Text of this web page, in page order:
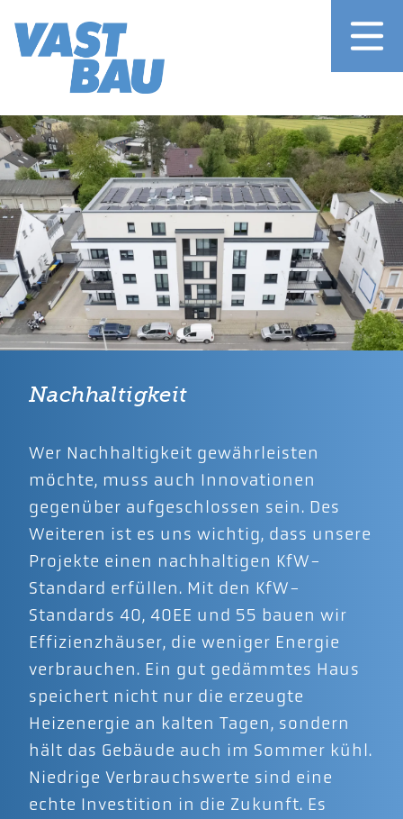
Nachhaltigkeit
Wer Nachhaltigkeit gewährleisten
möchte, muss auch Innovationen
gegenüber aufgeschlossen sein. Des
Weiteren ist es uns wichtig, dass unsere
Projekte einen nachhaltigen KfW-
Standard erfüllen. Mit den KfW-
Standards 40, 40EE und 55 bauen wir
Effizienzhäuser, die weniger Energie
verbrauchen. Ein gut gedämmtes Haus
speichert nicht nur die erzeugte
Heizenergie an kalten Tagen, sondern
hält das Gebäude auch im Sommer kühl.
Niedrige Verbrauchswerte sind eine
echte Investition in die Zukunft. Es